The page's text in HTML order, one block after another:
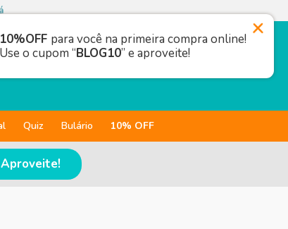
Quiz Bulário 10% OFF
Aproveite!
10%OFF para você na primeira compra online!
Use o cupom “BLOG10” e aproveite!